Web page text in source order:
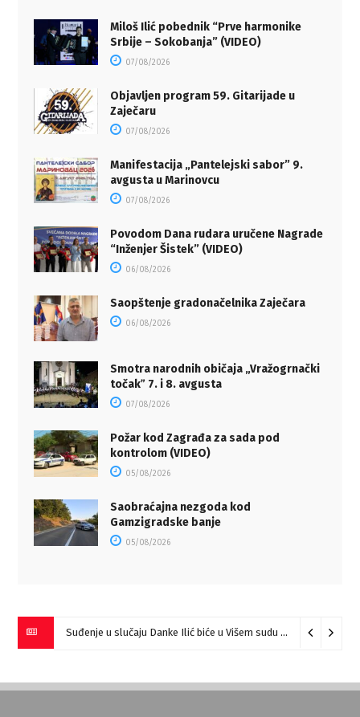
Miloš Ilić pobednik “Prve harmonike
Srbije – Sokobanja” (VIDEO)
07/08/2026
Objavljen program 59. Gitarijade u
Zaječaru
07/08/2026
Manifestacija „Pantelejski sabor” 9.
avgusta u Marinovcu
07/08/2026
Povodom Dana rudara uručene Nagrade
“Inženjer Šistek” (VIDEO)
06/08/2026
Saopštenje gradonačelnika Zaječara
06/08/2026
Smotra narodnih običaja „Vražogrnački
točakˮ 7. i 8. avgusta
07/08/2026
Požar kod Zagrađa za sada pod
kontrolom (VIDEO)
05/08/2026
Saobraćajna nezgoda kod
Gamzigradske banje
05/08/2026
Suđenje u slučaju Danke Ilić biće u Višem sudu u Negotinu?